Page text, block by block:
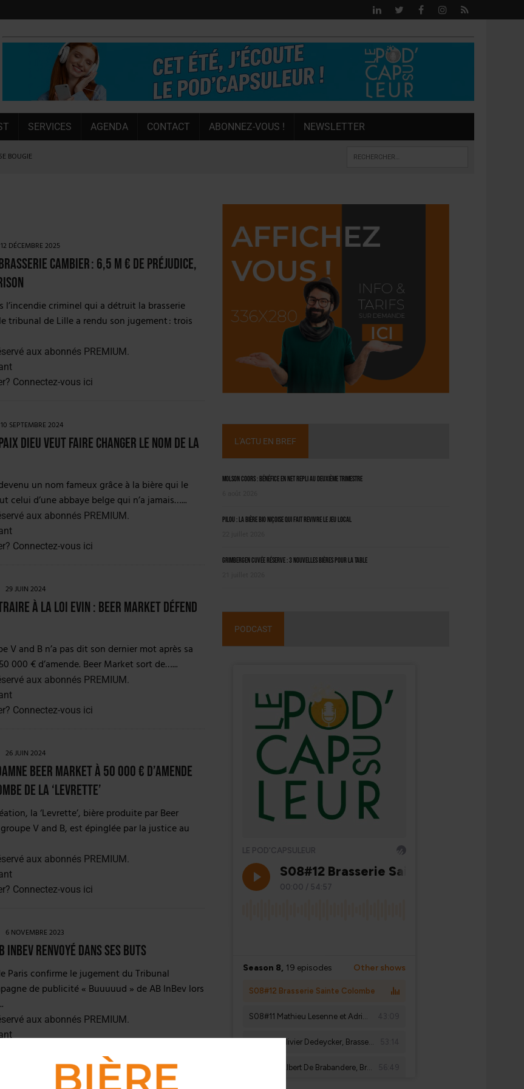
SERVICES AGENDA CONTACT ABONNEZ-VOUS ! NEWSLETTER
BOUGIE
EN ILLE-ET-VILAINE
BLEUE
12 DÉCEMBRE 2025
Cambier : 6,5 M € de préjudice,
l’incendie criminel qui a détruit la brasserie
tribunal de Lille a rendu son jugement : trois
aux abonnés PREMIUM.
Connectez-vous ici
10 SEPTEMBRE 2024
Dieu veut faire changer le nom de la
devenu un nom fameux grâce à la bière qui le
celui d’une abbaye belge qui n’a jamais…...
aux abonnés PREMIUM.
Connectez-vous ici
29 JUIN 2024
à la loi Evin : Beer Market défend
V and B n’a pas dit son dernier mot après sa
000 € d’amende. Beer Market sort de…...
aux abonnés PREMIUM.
Connectez-vous ici
26 JUIN 2024
Beer Market à 50 000 € d’amende
de la ‘Levrette’
la ‘Levrette’, bière produite par Beer
V and B, est épinglée par la justice au
aux abonnés PREMIUM.
Connectez-vous ici
6 NOVEMBRE 2023
InBev renvoyé dans ses buts
Paris confirme le jugement du Tribunal
de publicité « Buuuuud » de AB InBev lors
aux abonnés PREMIUM.
L'ACTU EN BREF
Molson Coors : bénéfice en net repli au deuxième trimestre
Pilou : la bière bio niçoise qui fait revivre le jeu local
Grimbergen Cuvée Réserve : 3 nouvelles bières pour la table
PODCAST